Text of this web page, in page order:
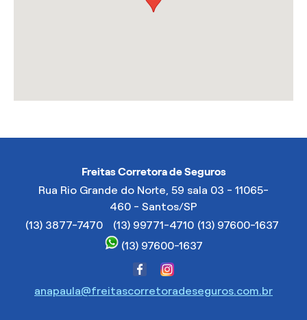
Freitas Corretora de Seguros
Rua Rio Grande do Norte, 59 sala 03 - 11065-
460 - Santos/SP
(13) 3877-7470
(13) 99771-4710 (13) 97600-1637
(13) 97600-1637
anapaula@freitascorretoradeseguros.com.br